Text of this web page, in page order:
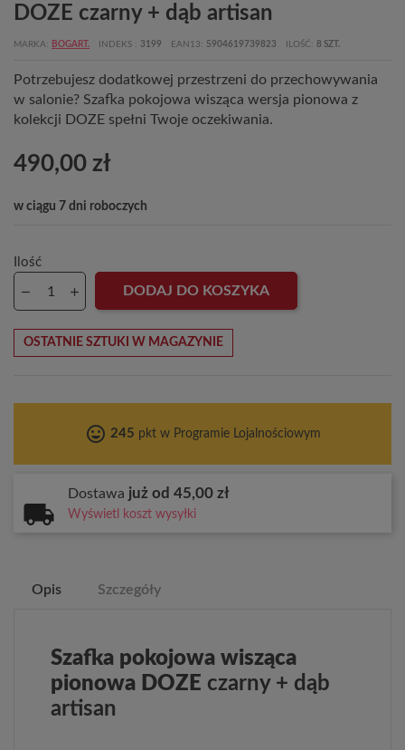
DOZE czarny + dąb artisan
MARKA BOGART. INDEKS 3199 EAN13 5904619739823 ILOŚĆ 8 SZT.
Potrzebujesz dodatkowej przestrzeni do przechowywania
w salonie? Szafka pokojowa wisząca wersja pionowa z
kolekcji DOZE spełni Twoje oczekiwania.
490,00 zł
w ciągu 7 dni roboczych
Ilość
DODAJ DO KOSZYKA
OSTATNIE SZTUKI W MAGAZYNIE
tag_faces 245 pkt w Programie Lojalnościowym
Dostawa już od 45,00 zł
Wyświetl koszt wysyłki
Opis Szczegóły
Szafka pokojowa wisząca
pionowa DOZE czarny + dąb
artisan